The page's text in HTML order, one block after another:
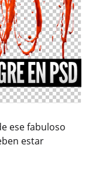
ese fabuloso
estar